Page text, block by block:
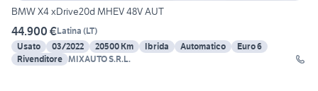
BMW X4 xDrive20d MHEV 48V AUT
44.900 €Latina (LT)
Usato
03/2022 20500 Km Ibrida Automatico
Euro 6
Rivenditore MIXAUTO S.R.L.